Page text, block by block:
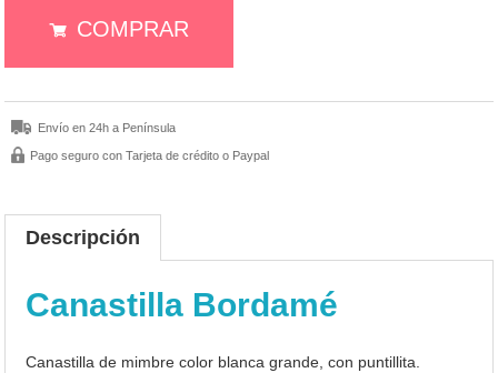
COMPRAR
Envío en 24h a Península
Pago seguro con Tarjeta de crédito o Paypal
Descripción
Canastilla Bordamé
Canastilla de mimbre color blanca grande, con puntillita.